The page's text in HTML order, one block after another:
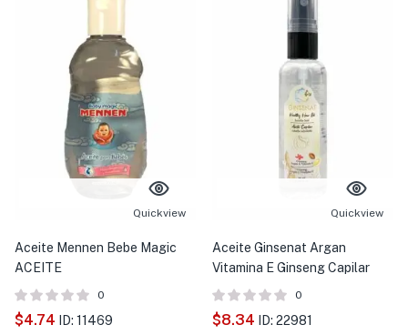
Quickview
Aceite Mennen Bebe Magic
ACEITE
0
$4.74 ID: 11469
Quickview
Aceite Ginsenat Argan
Vitamina E Ginseng Capilar
0
$8.34 ID: 22981